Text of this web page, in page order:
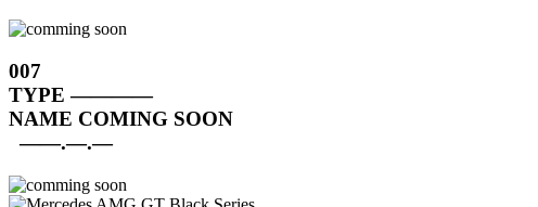
007
TYPE ————
NAME COMING SOON
——.—.—